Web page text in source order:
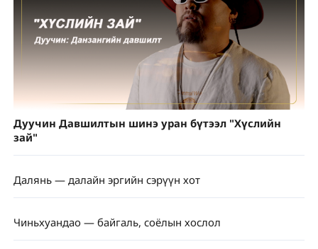
Дуучин Давшилтын шинэ уран бүтээл "Хүслийн
зай"
Далянь — далайн эргийн сэрүүн хот
Чиньхуандао — байгаль, соёлын хослол